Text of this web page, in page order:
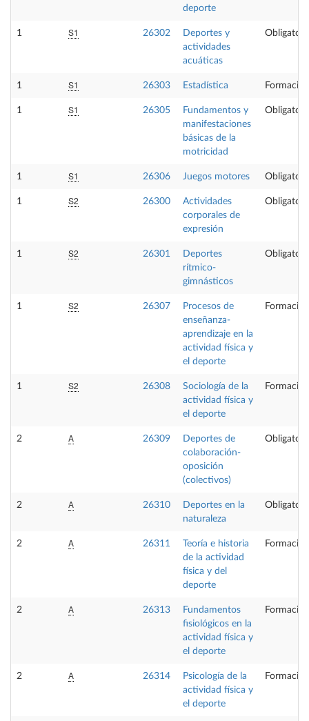
deporte
1 S1 26302
Deportes y
actividades
acuáticas
1 S1 26303 Estadística
1 S1 26305
Fundamentos y
manifestaciones
básicas de la
motricidad
1 S1 26306 Juegos motores
1 S2 26300
Actividades
corporales de
expresión
1 S2 26301
Deportes
rítmico-
gimnásticos
1 S2 26307
Procesos de
enseñanza-
aprendizaje en la
actividad física y
el deporte
1 S2 26308
Sociología de la
actividad física y
el deporte
2 A 26309
Deportes de
colaboración-
oposición
(colectivos)
2 A 26310
Deportes en la
naturaleza
2 A 26311
Teoría e historia
de la actividad
física y del
deporte
2 A 26313
Fundamentos
fisiológicos en la
actividad física y
el deporte
2 A 26314
Psicología de la
actividad física y
el deporte